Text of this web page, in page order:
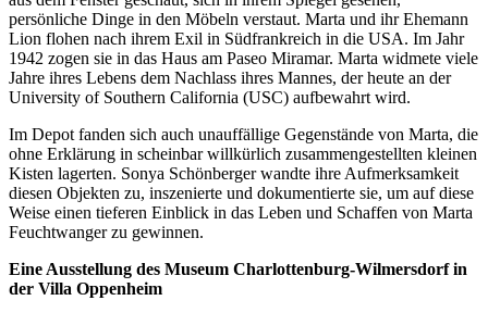
persönliche Dinge in den Möbeln verstaut. Marta und ihr Ehemann
Lion flohen nach ihrem Exil in Südfrankreich in die USA. Im Jahr
1942 zogen sie in das Haus am Paseo Miramar. Marta widmete viele
Jahre ihres Lebens dem Nachlass ihres Mannes, der heute an der
University of Southern California (USC) aufbewahrt wird.
Im Depot fanden sich auch unauffällige Gegenstände von Marta, die
ohne Erklärung in scheinbar willkürlich zusammengestellten kleinen
Kisten lagerten. Sonya Schönberger wandte ihre Aufmerksamkeit
diesen Objekten zu, inszenierte und dokumentierte sie, um auf diese
Weise einen tieferen Einblick in das Leben und Schaffen von Marta
Feuchtwanger zu gewinnen.
Eine Ausstellung des Museum Charlottenburg-Wilmersdorf in
der Villa Oppenheim